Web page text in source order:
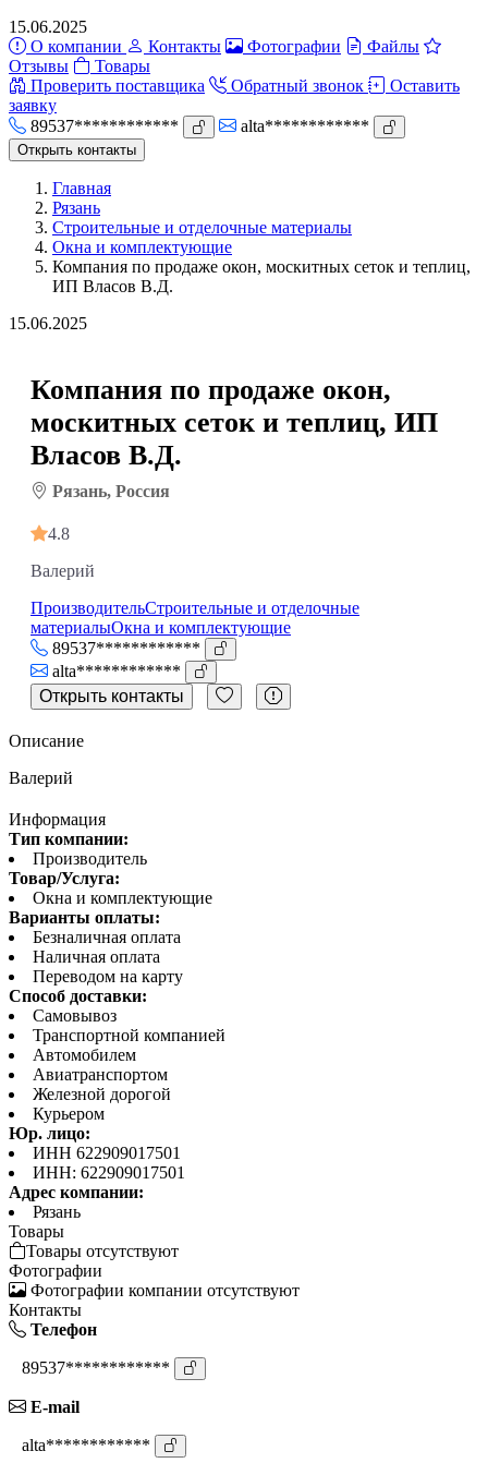
15.06.2025
О компании
Контакты Фотографии
Файлы
Отзывы
Товары
Проверить поставщика
Обратный звонок
Оставить
заявку
89537************
alta************
Открыть контакты
Главная
Рязань
Строительные и отделочные материалы
Окна и комплектующие
Компания по продаже окон, москитных сеток и теплиц,
ИП Власов В.Д.
15.06.2025
Компания по продаже окон,
москитных сеток и теплиц, ИП
Власов В.Д.
Рязань, Россия
4.8
Валерий
ПроизводительСтроительные и отделочные
материалыОкна и комплектующие
89537************
alta************
Открыть контакты
Описание
Валерий
Информация
Тип компании:
Производитель
Товар/Услуга:
Окна и комплектующие
Варианты оплаты:
Безналичная оплата
Наличная оплата
Переводом на карту
Способ доставки:
Самовывоз
Транспортной компанией
Автомобилем
Авиатранспортом
Железной дорогой
Курьером
Юр. лицо:
ИНН 622909017501
ИНН: 622909017501
Адрес компании:
Рязань
Товары
Товары отсутствуют
Фотографии
Фотографии компании отсутствуют
Контакты
Телефон
89537************
E-mail
alta************